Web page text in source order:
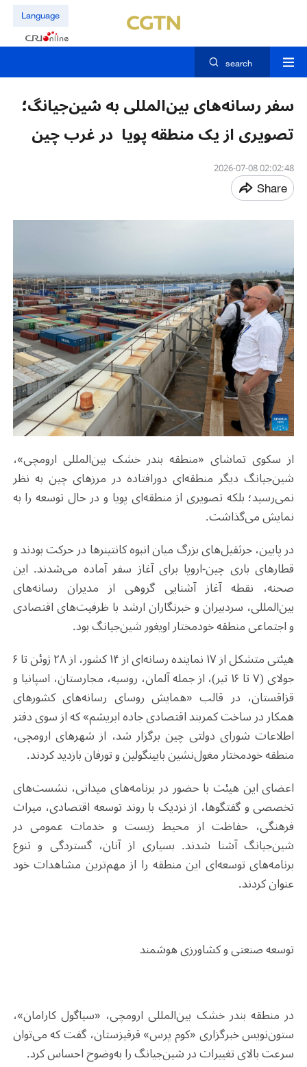
Language
search
سفر رسانه‌های بین‌المللی به شین‌جیانگ؛
تصویری از یک منطقه پویا در غرب چین
02:02:48 2026-07-08
Share
از سکوی تماشای «منطقه بندر خشک بین‌المللی ارومچی»،
شین‌جیانگ دیگر منطقه‌ای دورافتاده در مرزهای چین به نظر
نمی‌رسید؛ بلکه تصویری از منطقه‌ای پویا و در حال توسعه را به
نمایش می‌گذاشت.
در پایین، جرثقیل‌های بزرگ میان انبوه کانتینرها در حرکت بودند و
قطارهای باری چین-اروپا برای آغاز سفر آماده می‌شدند. این
صحنه، نقطه آغاز آشنایی گروهی از مدیران رسانه‌های
بین‌المللی، سردبیران و خبرنگاران ارشد با ظرفیت‌های اقتصادی
و اجتماعی منطقه خودمختار اویغور شین‌جیانگ بود.
هیئتی متشکل از ۱۷ نماینده رسانه‌ای از ۱۴ کشور، از ۲۸ ژوئن تا ۶
جولای (۷ تا ۱۶ تیر)، از جمله آلمان، روسیه، مجارستان، اسپانیا و
قزاقستان، در قالب «همایش روسای رسانه‌های کشورهای
همکار در ساخت کمربند اقتصادی جاده ابریشم» که از سوی دفتر
اطلاعات شورای دولتی چین برگزار شد، از شهرهای ارومچی،
منطقه خودمختار مغول‌نشین بایینگولین و تورفان بازدید کردند.
اعضای این هیئت با حضور در برنامه‌های میدانی، نشست‌های
تخصصی و گفتگوها، از نزدیک با روند توسعه اقتصادی، میراث
فرهنگی، حفاظت از محیط زیست و خدمات عمومی در
شین‌جیانگ آشنا شدند. بسیاری از آنان، گستردگی و تنوع
برنامه‌های توسعه‌ای این منطقه را از مهم‌ترین مشاهدات خود
عنوان کردند.
توسعه صنعتی و کشاورزی هوشمند
در منطقه بندر خشک بین‌المللی ارومچی، «سیاگول کارامان»،
ستون‌نویس خبرگزاری «کوم پرس» قرقیزستان، گفت که می‌توان
سرعت بالای تغییرات در شین‌جیانگ را به‌وضوح احساس کرد.